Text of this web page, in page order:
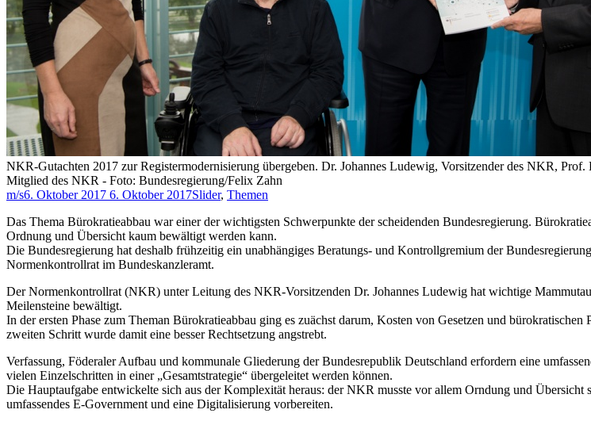
NKR-Gutachten 2017 zur Registermodernisierung übergeben. Dr. Johannes Ludewig, Vorsitzender des NKR,
Mitglied des NKR - Foto: Bundesregierung/Felix Zahn
m/s6. Oktober 2017 6. Oktober 2017Slider, Themen
Das Thema Bürokratieabbau war einer der wichtigsten Schwerpunkte der scheidenden Bundesregierung.
Ordnung und Übersicht kaum bewältigt werden kann.
Die Bundesregierung hat deshalb frühzeitig ein unabhängiges Beratungs- und Kontrollgremium der
Normenkontrollrat im Bundeskanzleramt.
Der Normenkontrollrat (NKR) unter Leitung des NKR-Vorsitzenden Dr. Johannes Ludewig hat wichtige
Meilensteine bewältigt.
In der ersten Phase zum Theman Bürokratieabbau ging es zuächst darum, Kosten von Gesetzen und
zweiten Schritt wurde damit eine besser Rechtsetzung angstrebt.
Verfassung, Föderaler Aufbau und kommunale Gliederung der Bundesrepublik Deutschland erfordern eine
vielen Einzelschritten in einer „Gesamtstrategie“ übergeleitet werden können.
Die Hauptaufgabe entwickelte sich aus der Komplexität heraus: der NKR musste vor allem Orndung und
umfassendes E-Government und eine Digitalisierung vorbereiten.